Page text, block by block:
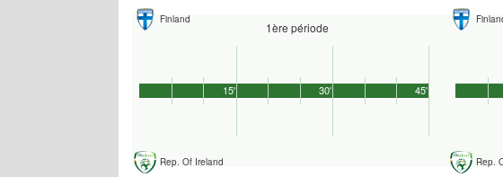
Finland
1ère période
Rep. Of Ireland
45'
15' 30'
Rep.